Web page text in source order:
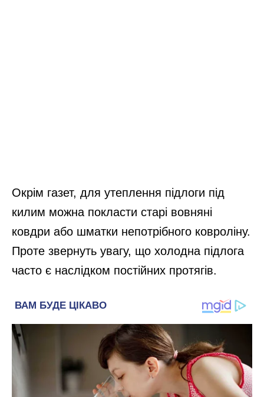
Окрім газет, для утеплення підлоги під
килим можна покласти старі вовняні
ковдри або шматки непотрібного ковроліну.
Проте звернуть увагу, що холодна підлога
часто є наслідком постійних протягів.